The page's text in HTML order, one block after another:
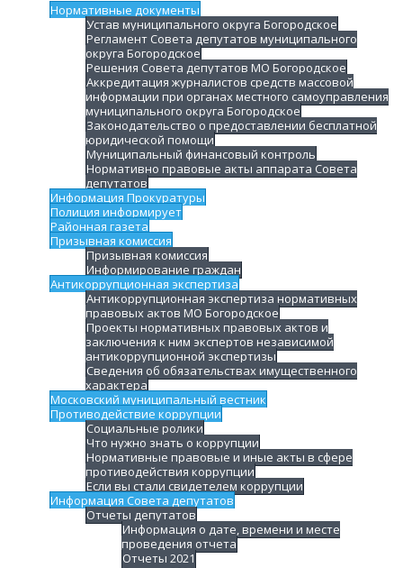
Нормативные документы
Устав муниципального округа Богородское
Регламент Совета депутатов муниципального
округа Богородское
Решения Совета депутатов МО Богородское
Аккредитация журналистов средств массовой
информации при органах местного самоуправления
муниципального округа Богородское
Законодательство о предоставлении бесплатной
юридической помощи
Муниципальный финансовый контроль
Нормативно правовые акты аппарата Совета
депутатов
Информация Прокуратуры
Полиция информирует
Районная газета
Призывная комиссия
Призывная комиссия
Информирование граждан
Антикоррупционная экспертиза
Антикоррупционная экспертиза нормативных
правовых актов МО Богородское
Проекты нормативных правовых актов и
заключения к ним экспертов независимой
антикоррупционной экспертизы
Сведения об обязательствах имущественного
характера
Московский муниципальный вестник
Противодействие коррупции
Социальные ролики
Что нужно знать о коррупции
Нормативные правовые и иные акты в сфере
противодействия коррупции
Если вы стали свидетелем коррупции
Информация Совета депутатов
Отчеты депутатов
Информация о дате, времени и месте
проведения отчета
Отчеты 2021